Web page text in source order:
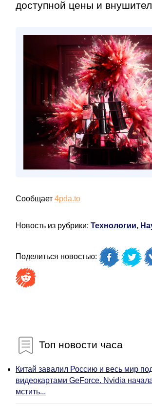
доступной цены и
Сообщает 4pda.to
Новость из рубрики: Технологии,
Поделиться новостью:
Топ новости часа
Китай завалил Россию и весь мир
видеокартами GeForce. Nvidia
мстить...